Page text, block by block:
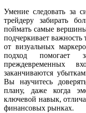
Умение следовать за
трейдеру забирать
поймать самые
подчеркивает
от визуальных
подход помогает
преждевременных
заканчиваются
Вы научитесь
плану, даже когда
ключевой навык,
финансовых рынках.